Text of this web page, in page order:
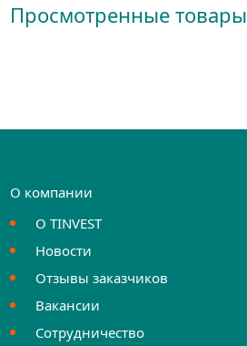
Просмотренные товары
О компании
О TINVEST
Новости
Отзывы заказчиков
Вакансии
Сотрудничество